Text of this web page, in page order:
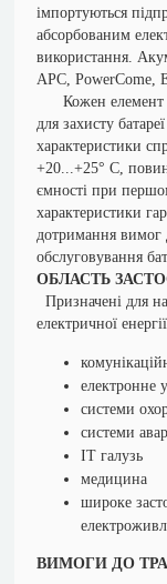
імпортуються
абсорбованим
використання.
АРС, PowerCome,
Кожен елемент
для захисту
характеристики
+20...+25° С,
ємності при
характеристики
дотримання вимог
обслуговування
ОБЛАСТЬ
Призначені для
електричної
електронне
системи
системи
ІТ галузь
медицина
широке
ВИМОГИ ДО